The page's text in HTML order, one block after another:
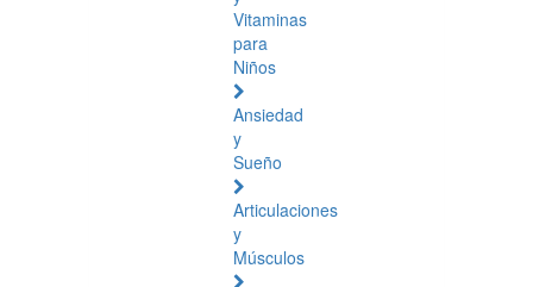
Vitaminas
para
Niños
Ansiedad
y
Sueño
Articulaciones
y
Músculos